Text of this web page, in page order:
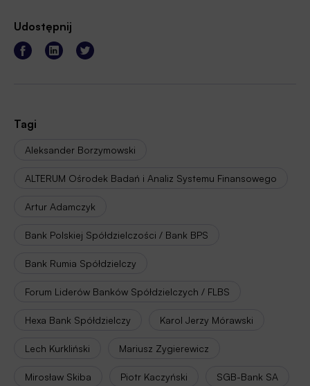
Udostępnij
Tagi
Aleksander Borzymowski
ALTERUM Ośrodek Badań i Analiz Systemu Finansowego
Artur Adamczyk
Bank Polskiej Spółdzielczości / Bank BPS
Bank Rumia Spółdzielczy
Forum Liderów Banków Spółdzielczych / FLBS
Hexa Bank Spółdzielczy Karol Jerzy Mórawski
Lech Kurkliński Mariusz Zygierewicz
Mirosław Skiba Piotr Kaczyński SGB-Bank SA